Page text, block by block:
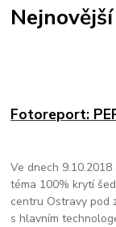
Fotoreport:
Ve dnech
téma 100% krytí
centru Ostravy pod
s hlavním